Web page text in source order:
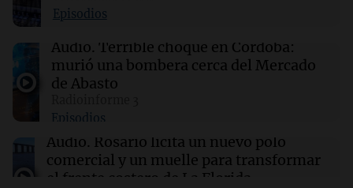
07:00
Doble convicto con empleo estatal: la SENAF
asegura que se enteró por los medios
Un automovilista resultó herido tras chocar
contra un camión en la autopista Rosario-
Santa Fe
Episodios
Audio. Terrible choque en Córdoba:
murió una bombera cerca del Mercado
de Abasto
Episodios
Audio. Rosario licita un nuevo polo
comercial y un muelle para transformar
el frente costero de La Florida